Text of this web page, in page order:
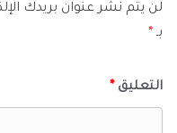
لن يتم نشر عنوان بريدك
بـ *
التعليق *